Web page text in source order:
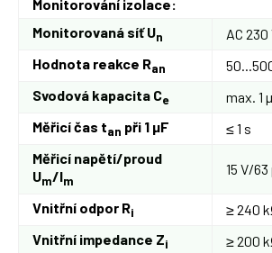
Monitorování izolace:
Monitorovaná síť Un
AC
Hodnota reakce Ran
Svodová kapacita Ce
max. 1
Měřicí čas tan při 1 µF
≤ 1 s
Měřicí napětí/proud
Um/Im
15 V/63
Vnitřní odpor Ri
≥ 240
Vnitřní impedance Zi
≥ 200